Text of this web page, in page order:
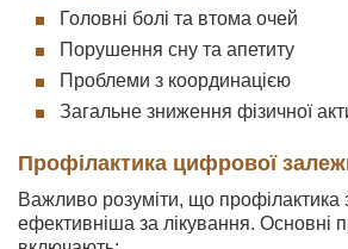
Головні болі та втома очей
Порушення сну та апетиту
Проблеми з координацією
Загальне зниження фізичної
Профілактика цифрової
Важливо розуміти, що профілактика
ефективніша за лікування. Основні